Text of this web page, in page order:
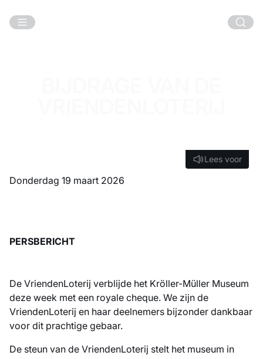
Lees voor
Lees voor
donderdag 19 maart 2026
PERSBERICHT
De VriendenLoterij verblijde het Kröller-Müller Museum
deze week met een royale cheque. We zijn de
VriendenLoterij en haar deelnemers bijzonder dankbaar
voor dit prachtige gebaar.
De steun van de VriendenLoterij stelt het museum in